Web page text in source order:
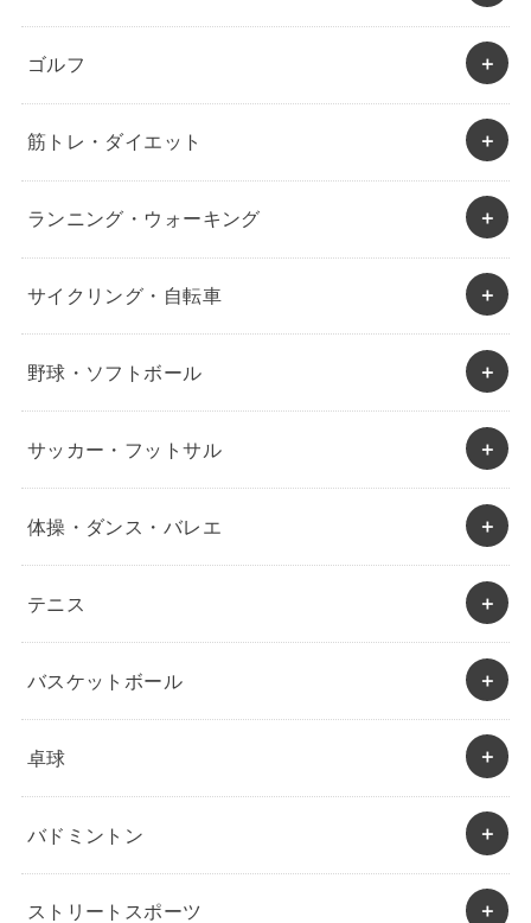
ゴルフ
筋トレ・ダイエット
ランニング・ウォーキング
サイクリング・自転車
野球・ソフトボール
サッカー・フットサル
体操・ダンス・バレエ
テニス
バスケットボール
卓球
バドミントン
ストリートスポーツ